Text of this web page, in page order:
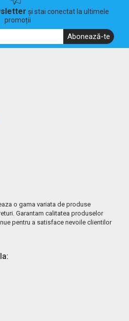
și stai conectat la ultimele
promoții
Abonează-te
o gama variata de produse
Garantam calitatea produselor
pentru a satisface nevoile clientilor